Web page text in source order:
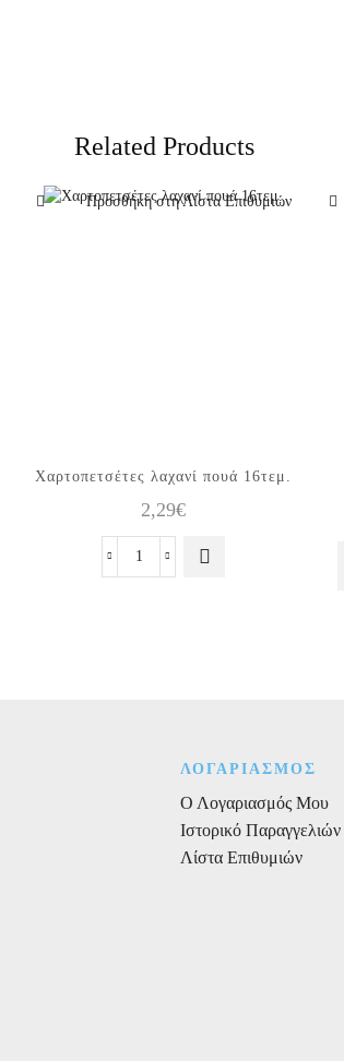
Related Products
Προσθήκη στη Λίστα Επιθυμιών
Χαρτοπετσέτες λαχανί πουά 16τεμ.
2,29€
Χαρτοπετσέτες
ΛΟΓΑΡΙΑΣΜΟΣ
Ο Λογαριασμός Μου
Ιστορικό Παραγγελιών
Λίστα Επιθυμιών